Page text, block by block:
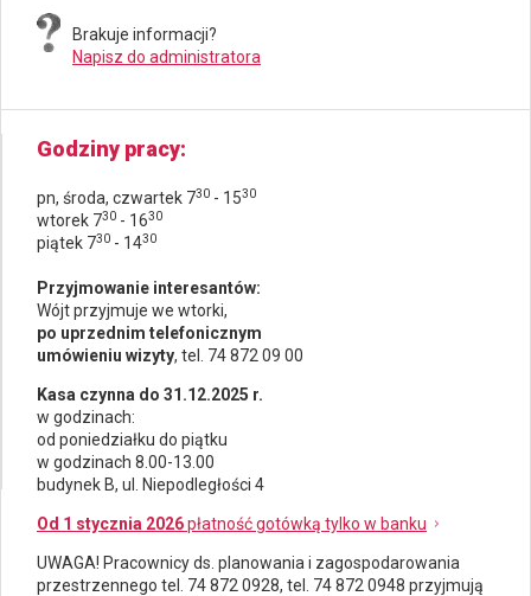
Brakuje informacji?
Napisz do administratora
Godziny pracy
pn, środa, czwartek 730 - 1530
wtorek 730 - 1630
piątek 730 - 1430
Przyjmowanie interesantów:
Wójt przyjmuje we wtorki,
po uprzednim telefonicznym
umówieniu wizyty, tel. 74 872 09 00
Kasa czynna do 31.12.2025 r.
w godzinach:
od poniedziałku do piątku
w godzinach 8.00-13.00
budynek B, ul. Niepodległości 4
Od 1 stycznia 2026płatność gotówką tylko w banku
UWAGA! Pracownicy ds. planowania i zagospodarowania
przestrzennego tel. 74 872 0928, tel. 74 872 0948 przyjmują